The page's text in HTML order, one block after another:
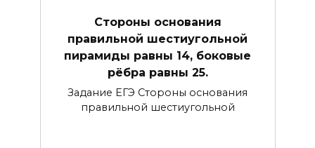
Стороны основания
правильной шестиугольной
пирамиды равны 14, боковые
рёбра равны 25.
Задание ЕГЭ Стороны основания
правильной шестиугольной